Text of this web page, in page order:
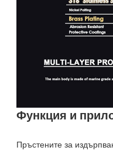
Функция и
Пръстените за